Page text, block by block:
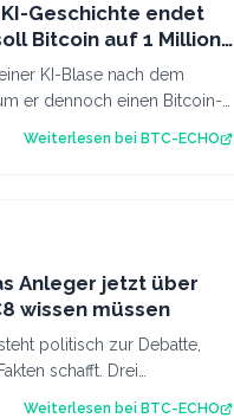
Geschichte endet
Bitcoin auf 1 Million
KI-Blase nach dem
er dennoch einen Bitcoin-
Dollar für möglich…
Weiterlesen bei BTC-ECHO
Anleger jetzt über
wissen müssen
politisch zur Debatte,
schafft. Drei
Weiterlesen bei BTC-ECHO